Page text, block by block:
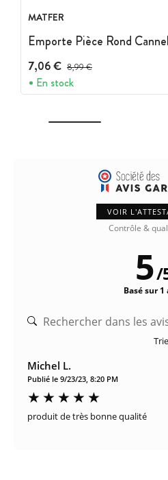
MATFER
Emporte Pièce Rond
7,06 € Prix avant réduction :
8,99 €
En stock
VOIR
Contrôle &
5/
Basé sur 1
Michel L.
Publié le 9/23/23, 8:20 PM
produit de très bonne qualité